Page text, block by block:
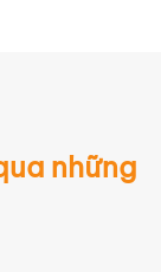
những